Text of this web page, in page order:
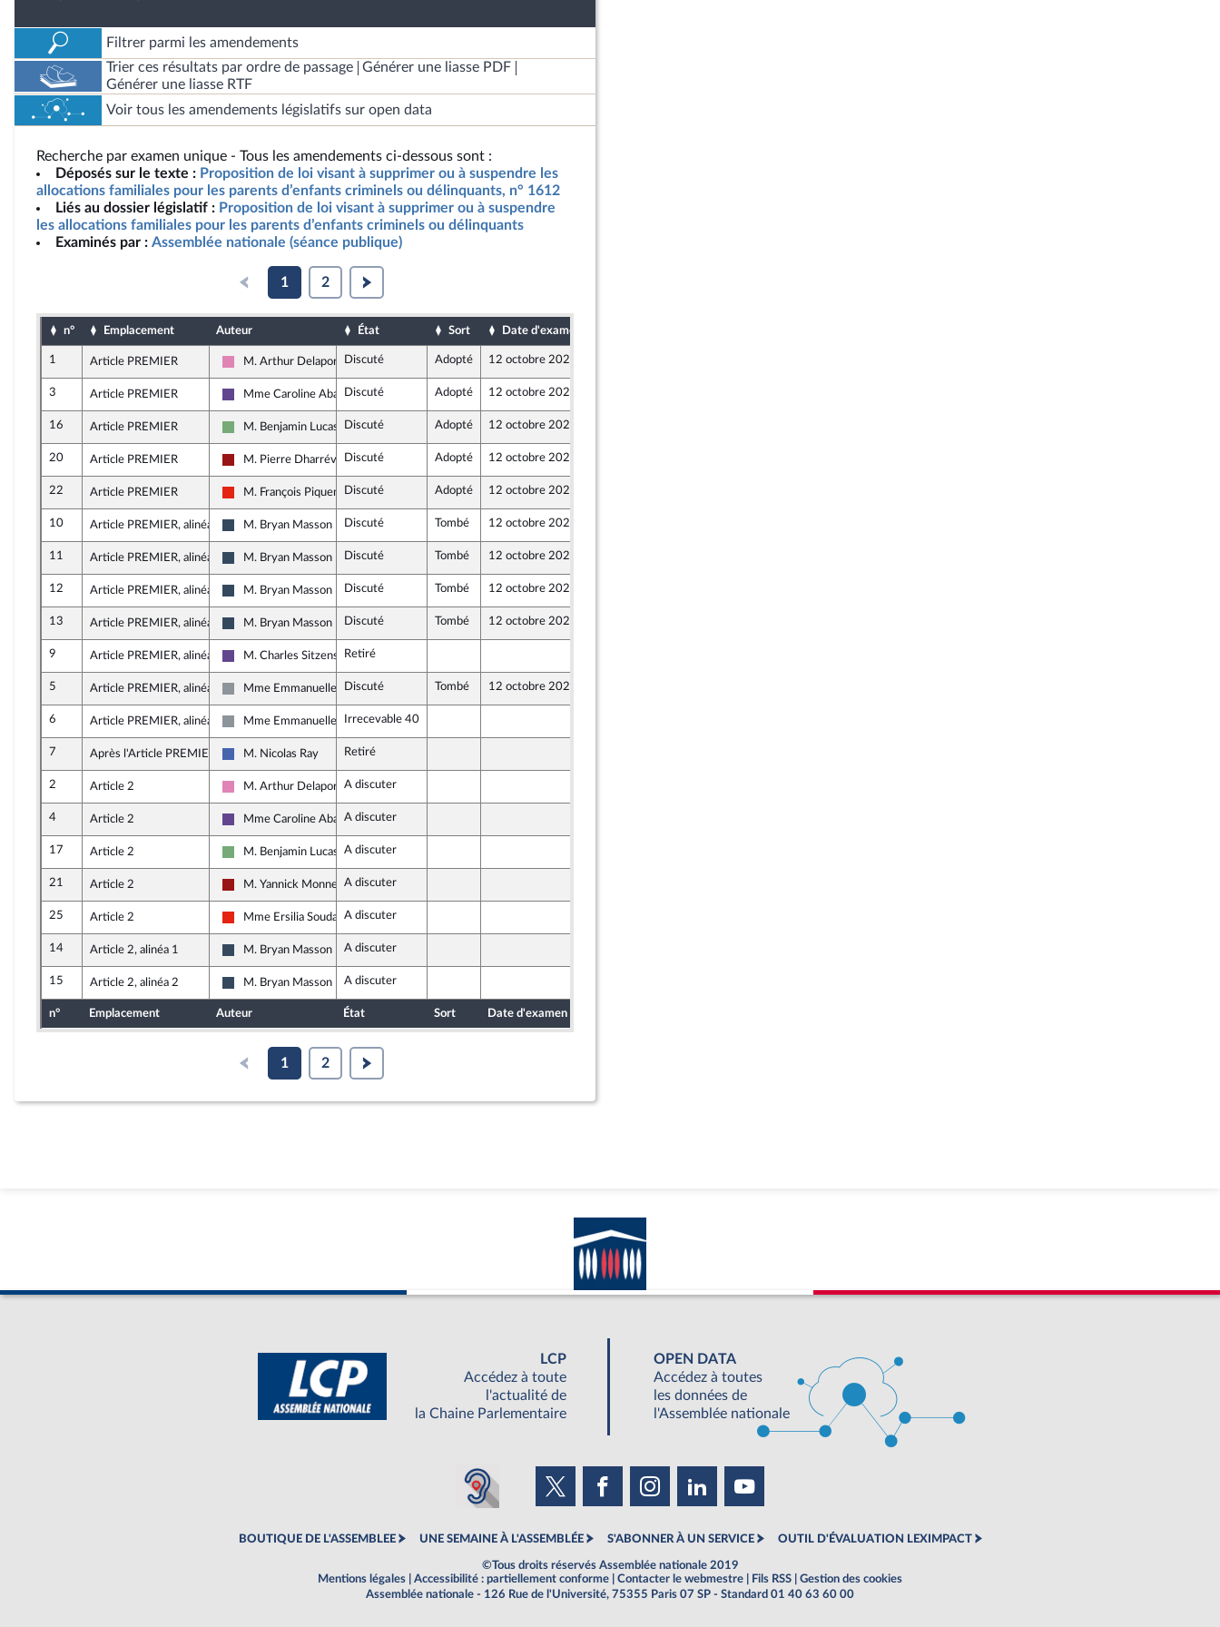
Filtrer parmi les amendements
Trier ces résultats par ordre de passage
Générer une liasse PDF
Générer une liasse RTF
Voir tous les amendements législatifs sur open data
Recherche par examen unique - Tous les amendements ci-dessous sont :
Déposés sur le texte : Proposition de loi visant à supprimer ou à suspendre les
allocations familiales pour les parents d’enfants criminels ou délinquants, n° 1612
Liés au dossier législatif : Proposition de loi visant à supprimer ou à suspendre
les allocations familiales pour les parents d’enfants criminels ou délinquants
Examinés par : Assemblée nationale (séance publique)
1 2
n° Emplacement Auteur État Sort Date d'examen
1 Article PREMIER
Socialistes et apparentés (membre de l’intergroupe NUPES)
M. Arthur DelaporteDiscuté Adopté 12 octobre 2023
3 Article PREMIER
Renaissance
Mme Caroline AbadieDiscuté Adopté 12 octobre 2023
16 Article PREMIER
Écologiste - NUPES
M. Benjamin Lucas-Lundy
Discuté Adopté 12 octobre 2023
20 Article PREMIER
Gauche démocrate et républicaine - NUPES
M. Pierre DharrévilleDiscuté Adopté 12 octobre 2023
22 Article PREMIER
La France insoumise - Nouvelle Union Populaire écologique et sociale
M. François PiquemalDiscuté Adopté 12 octobre 2023
10 Article PREMIER, alinéa 2
Rassemblement National
M. Bryan Masson Discuté Tombé 12 octobre 2023
11 Article PREMIER, alinéa 4
Rassemblement National
M. Bryan Masson Discuté Tombé 12 octobre 2023
12 Article PREMIER, alinéa 5
Rassemblement National
M. Bryan Masson Discuté Tombé 12 octobre 2023
13 Article PREMIER, alinéa 5
Rassemblement National
M. Bryan Masson Discuté Tombé 12 octobre 2023
9 Article PREMIER, alinéa 6
Renaissance
M. Charles SitzenstuhlRetiré
5 Article PREMIER, alinéa 6
Non inscrit
Mme Emmanuelle Ménard
Discuté Tombé 12 octobre 2023
6 Article PREMIER, alinéa 6
Non inscrit
Mme Emmanuelle MénardIrrecevable 40
7 Après l'Article PREMIER
Les Républicains
M. Nicolas Ray Retiré
2 Article 2
Socialistes et apparentés (membre de l’intergroupe NUPES)
M. Arthur DelaporteA discuter
4 Article 2
Renaissance
Mme Caroline AbadieA discuter
17 Article 2
Écologiste - NUPES
M. Benjamin Lucas-Lundy
A discuter
21 Article 2
Gauche démocrate et républicaine - NUPES
M. Yannick Monnet A discuter
25 Article 2
La France insoumise - Nouvelle Union Populaire écologique et sociale
Mme Ersilia SoudaisA discuter
14 Article 2, alinéa 1
Rassemblement National
M. Bryan Masson A discuter
15 Article 2, alinéa 2
Rassemblement National
M. Bryan Masson A discuter
n° Emplacement Auteur État Sort Date d'examen
1 2
LCP
Accédez à toute
l'actualité de
la Chaine Parlementaire
OPEN DATA
Accédez à toutes
les données de
l'Assemblée nationale
BOUTIQUE DE L'ASSEMBLEE UNE SEMAINE À L'ASSEMBLÉE S'ABONNER À UN SERVICE OUTIL D'ÉVALUATION LEXIMPACT
©Tous droits réservés Assemblée nationale 2019
Mentions légales
Accessibilité : partiellement conforme Contacter le webmestre Fils RSS
Gestion des cookies
Assemblée nationale - 126 Rue de l'Université, 75355 Paris 07 SP - Standard 01 40 63 60 00